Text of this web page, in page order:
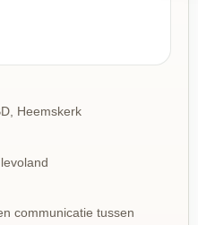
Heemskerk
communicatie tussen